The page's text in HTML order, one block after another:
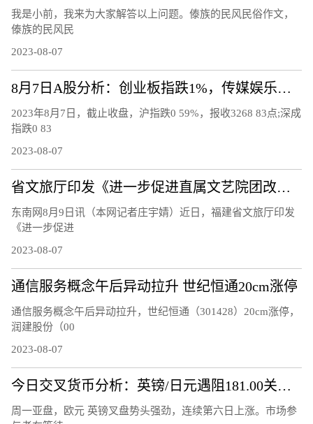
我是小前，我来为大家解答以上问题。傣族的民风民俗作文，
傣族的民风民
2023-08-07
8月7日A股分析：创业板指跌1%，传媒娱乐板块逆市上涨
2023年8月7日，截止收盘，沪指跌0 59%，报收3268 83点;深成
指跌0 83
2023-08-07
省文旅厅印发《进一步促进直属文艺院团改革发展的工作措施》
东南网8月9日讯（本网记者庄宇婧）近日，福建省文旅厅印发
《进一步促进
2023-08-07
通信服务概念午后异动拉升 世纪恒通20cm涨停
通信服务概念午后异动拉升，世纪恒通（301428）20cm涨停，
润建股份（00
2023-08-07
今日交叉货币分析：英镑/日元遇阻181.00关口 欧元/英镑升破 0.8600关口
周一亚盘，欧元 英镑叉盘势头强劲，连续第六日上涨。市场参